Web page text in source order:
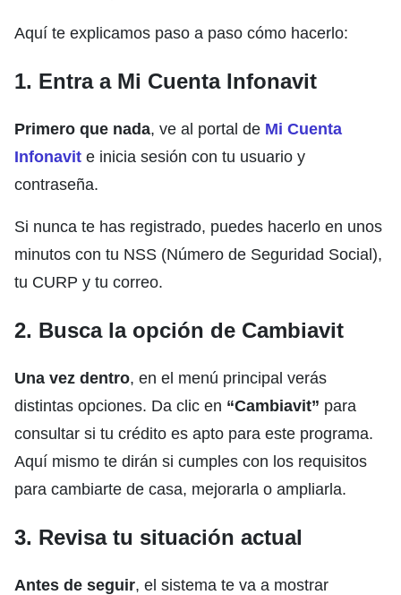
Aquí te explicamos paso a paso cómo hacerlo:
1. Entra a Mi Cuenta Infonavit
Primero que nada, ve al portal de Mi Cuenta
Infonavit e inicia sesión con tu usuario y
contraseña.
Si nunca te has registrado, puedes hacerlo en unos
minutos con tu NSS (Número de Seguridad Social),
tu CURP y tu correo.
2. Busca la opción de Cambiavit
Una vez dentro, en el menú principal verás
distintas opciones. Da clic en “Cambiavit” para
consultar si tu crédito es apto para este programa.
Aquí mismo te dirán si cumples con los requisitos
para cambiarte de casa, mejorarla o ampliarla.
3. Revisa tu situación actual
Antes de seguir, el sistema te va a mostrar